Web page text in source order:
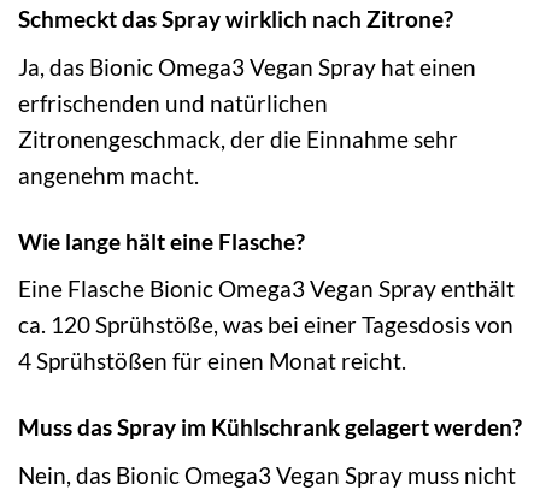
Schmeckt das Spray wirklich nach Zitrone?
Ja, das Bionic Omega3 Vegan Spray hat einen
erfrischenden und natürlichen
Zitronengeschmack, der die Einnahme sehr
angenehm macht.
Wie lange hält eine Flasche?
Eine Flasche Bionic Omega3 Vegan Spray enthält
ca. 120 Sprühstöße, was bei einer Tagesdosis von
4 Sprühstößen für einen Monat reicht.
Muss das Spray im Kühlschrank gelagert werden?
Nein, das Bionic Omega3 Vegan Spray muss nicht